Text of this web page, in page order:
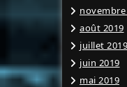
novembre
août 2019
juillet 2019
juin 2019
mai 2019